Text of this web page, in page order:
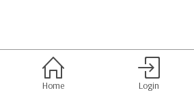
Home Login